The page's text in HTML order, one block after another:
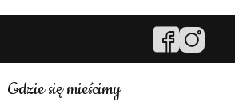
Gdzie się mieścimy